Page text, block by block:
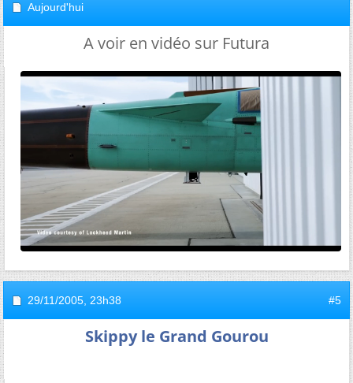
Aujourd'hui
A voir en vidéo sur Futura
29/11/2005, 23h38 #5
Skippy le Grand Gourou